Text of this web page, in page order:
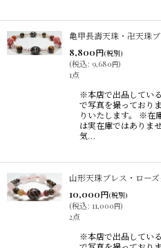
亀甲長壽天珠・卍天珠
8,800円(税別)
(税込: 9,680円)
1点
※本店で出品してい
で写真を撮っており
りいたします。 ※在
は実在庫ではありま
気…
山形天珠ブレス・ロー
10,000円(税別)
(税込: 11,000円)
2点
※本店で出品してい